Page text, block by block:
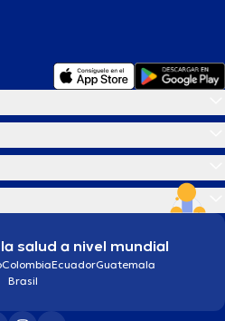
salud a nivel mundial
ColombiaEcuadorGuatemala
Brasil